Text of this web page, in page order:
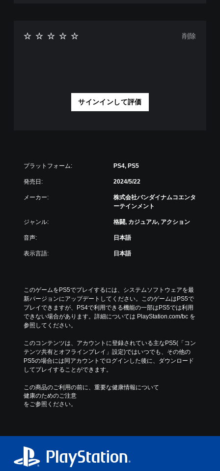
サインインして評価
削除
プラットフォーム: PS4, PS5
発売日: 2024/5/22
メーカー:
株式会社バンダイナムコエンタ
ーテインメント
ジャンル: 格闘, カジュアル, アクション
音声: 日本語
表示言語: 日本語
このゲームをPS5でプレイするには、システムソフトウェアを最
新バージョンにアップデートしてください。このゲームはPS5で
プレイできますが、PS4で利用できる機能の一部はPS5では利用
できない場合があります。詳細については PlayStation.com/bc を
参照してください。
このコンテンツは、アカウントに登録されている主なPS5(「コン
テンツ共有とオフラインプレイ」設定)ではいつでも、その他の
PS5の場合には同アカウントでログインした後に、ダウンロード
してプレイすることができます。
この商品のご利用の前に、重要な健康情報について
健康のためのご注意
をご参照ください。